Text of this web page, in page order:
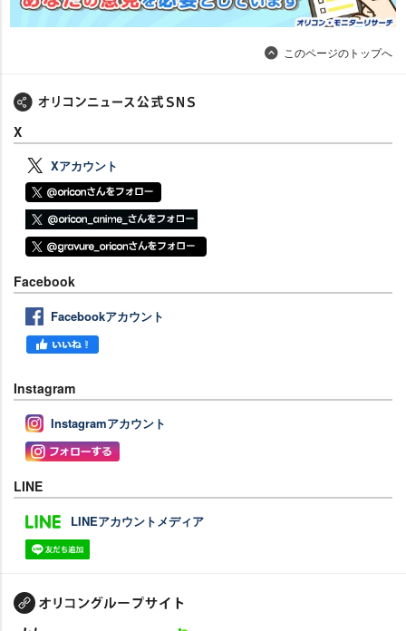
このページのトップへ
X
Xアカウント
Facebook
Facebookアカウント
Instagram
Instagramアカウント
LINE
LINEアカウントメディア